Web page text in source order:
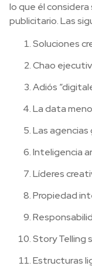
lo que él
publicitario. Las
Soluciones
Chao
Adiós
La data
Las agencias
Inteligencia
Líderes
Propiedad
Story Telling
Estructuras